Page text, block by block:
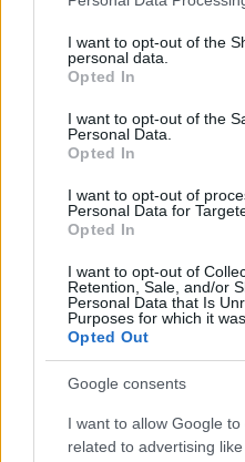
not limited to your visit or
grant or deny consent to
use your data for below
consent section.
I want to opt-out of the
personal data.
Opted In
I want to opt-out of the
Personal Data.
Opted In
I want to opt-out of
Personal Data for
Opted In
I want to opt-out of
Retention, Sale, and/or
Personal Data that Is
Purposes for which it
Opted Out
Google consents
I want to allow Google
related to advertising
helyszínen van,
pedig arra
hogy
A Fehér Ház egyik
mondta, hogy
helyzetet.
Frissítés:Lelőttéka
kiszabadultak a túszok.
Egyre több
hogy a